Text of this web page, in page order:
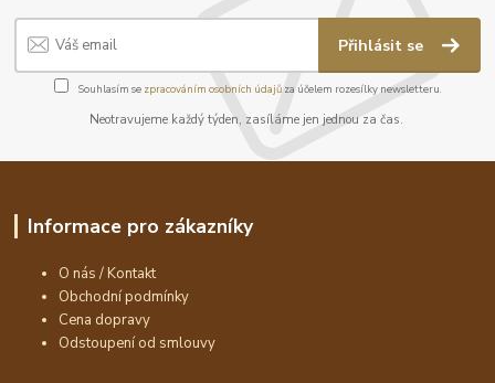
Přihlásit se
Souhlasím se zpracováním osobních údajůza účelem rozesílky newsletteru.
Neotravujeme každý týden, zasíláme jen jednou za čas.
Informace pro zákazníky
O nás / Kontakt
Obchodní podmínky
Cena dopravy
Odstoupení od smlouvy